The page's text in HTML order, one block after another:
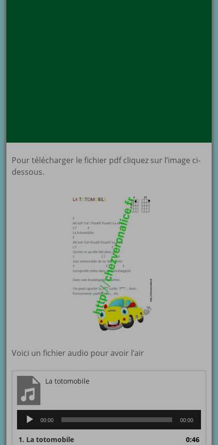
Pour télécharger le fichier pdf cliquez sur l’image ci-
dessous.
Voici un fichier audio pour avoir l’air
La totomobile
Lecteur
audio
00:00 00:00
1. La totomobile 0:46